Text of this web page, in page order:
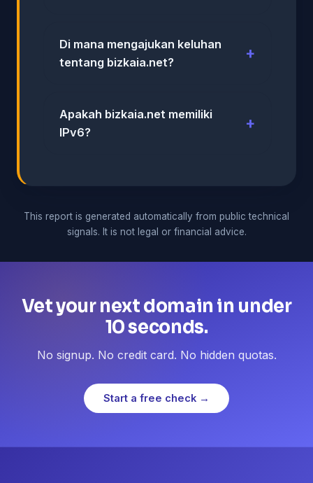
Di mana mengajukan keluhan
tentang bizkaia.net?
Apakah bizkaia.net memiliki
IPv6?
This report is generated automatically from public technical
signals. It is not legal or financial advice.
Vet your next domain in under
10 seconds.
No signup. No credit card. No hidden quotas.
Start a free check →